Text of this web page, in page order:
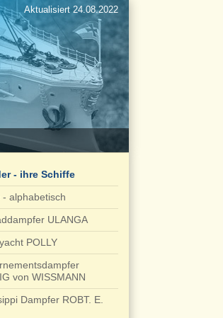
Aktualisiert 24.08.2022
- ihre Schiffe
- alphabetisch
ULANGA
POLLY
von WISSMANN
Dampfer ROBT. E.